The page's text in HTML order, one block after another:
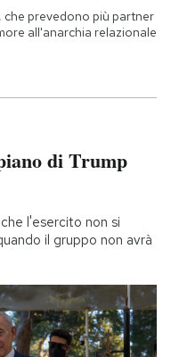
che prevedono più partner
all'anarchia relazionale
di Trump
l'esercito non si
il gruppo non avrà